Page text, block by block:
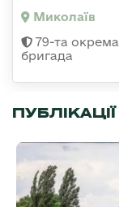
Миколаїв
79-та
бригада
ПУБЛІКАЦІЇ